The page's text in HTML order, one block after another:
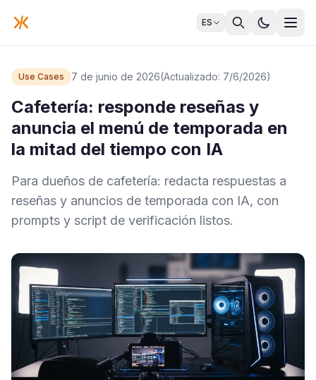
ES
Use Cases 7 de junio de 2026(Actualizado: 7/6/2026)
Cafetería: responde reseñas y
anuncia el menú de temporada en
la mitad del tiempo con IA
Para dueños de cafetería: redacta respuestas a
reseñas y anuncios de temporada con IA, con
prompts y script de verificación listos.